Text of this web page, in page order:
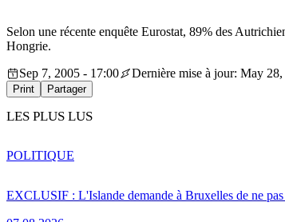
Selon une récente enquête Eurostat, 89% des
Hongrie.
Sep 7, 2005 - 17:00
Dernière mise à jour: May
Print Partager
LES PLUS LUS
EXCLUSIF : L'Islande demande à Bruxelles de ne
POLITIQUE